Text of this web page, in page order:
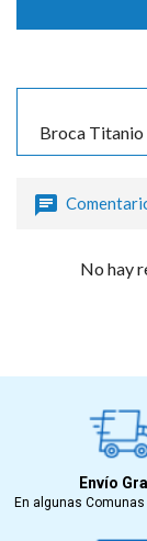
Broca Titanio
No hay
Envío
En algunas